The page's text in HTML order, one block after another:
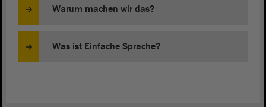
Warum machen wir das?
Was ist Einfache Sprache?